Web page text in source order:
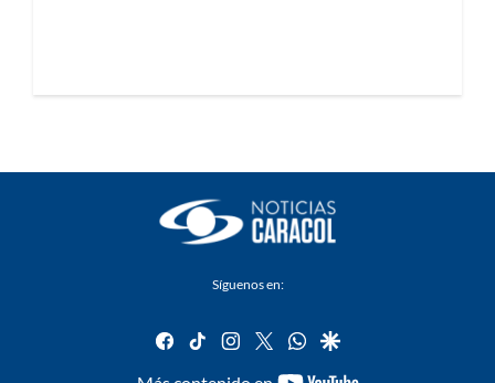
Síguenos en:
facebook
tiktok instagram
twitterwhatsapp
google